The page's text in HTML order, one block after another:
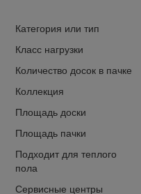
Категория или тип
Класс нагрузки
Количество досок в пачке
Коллекция
Площадь доски
Площадь пачки
Подходит для теплого
пола
Сервисные центры